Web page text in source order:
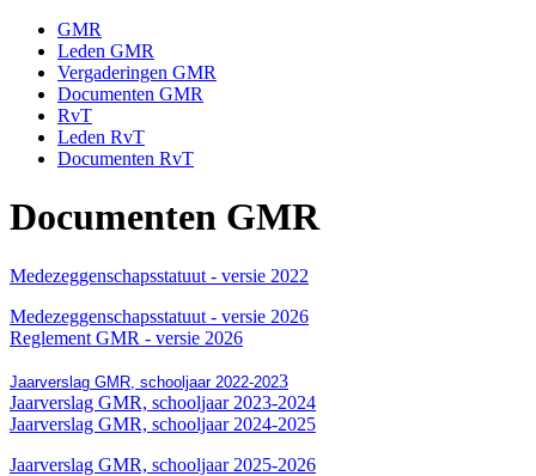
GMR
Leden GMR
Vergaderingen GMR
Documenten GMR
RvT
Leden RvT
Documenten RvT
Documenten GMR
Medezeggenschapsstatuut - versie 2022
Medezeggenschapsstatuut - versie 2026
Reglement GMR - versie 2026
Jaarverslag GMR, schooljaar 2022-2023
Jaarverslag GMR, schooljaar 2023-2024
Jaarverslag GMR, schooljaar 2024-2025
Jaarverslag GMR, schooljaar 2025-2026